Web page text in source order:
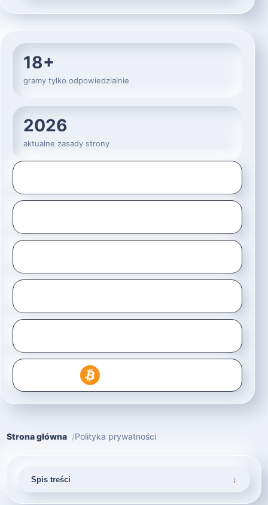
18+
gramy tylko odpowiedzialnie
2026
aktualne zasady strony
Strona główna Polityka prywatności
Spis treści ↓